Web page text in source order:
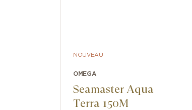
NOUVEAU
OMEGA
Seamaster Aqua
Terra 150M